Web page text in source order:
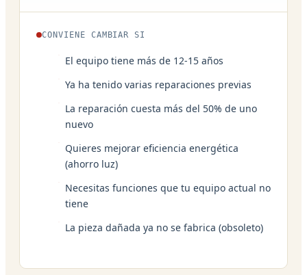
CONVIENE CAMBIAR SI
El equipo tiene más de 12-15 años
Ya ha tenido varias reparaciones previas
La reparación cuesta más del 50% de uno
nuevo
Quieres mejorar eficiencia energética
(ahorro luz)
Necesitas funciones que tu equipo actual no
tiene
La pieza dañada ya no se fabrica (obsoleto)